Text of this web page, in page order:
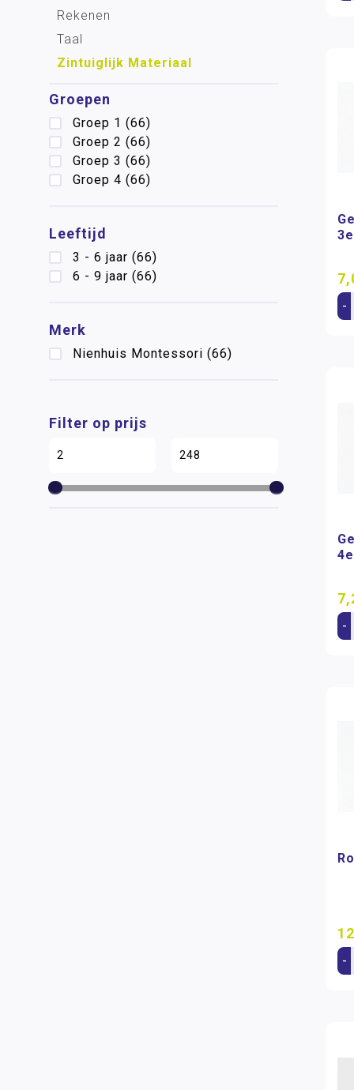
Rekenen
Taal
Zintuiglijk Materiaal
Groepen
Groep 1 (66)
Groep 2 (66)
Groep 3 (66)
Groep 4 (66)
Leeftijd
3 - 6 jaar (66)
6 - 9 jaar (66)
Merk
Nienhuis Montessori (66)
Filter op prijs
-
-
-